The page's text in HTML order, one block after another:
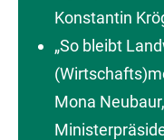
Konstantin
„So bleibt
Mona